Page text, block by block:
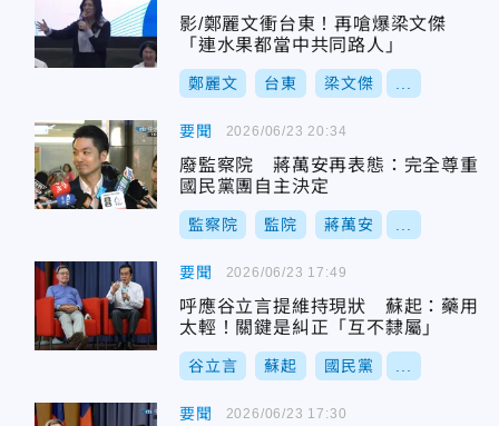
影/鄭麗文衝台東！再嗆爆梁文傑
「連水果都當中共同路人」
鄭麗文 台東 梁文傑
要聞
廢監察院 蔣萬安再表態：完全尊重
國民黨團自主決定
監察院 監院 蔣萬安
2026/06/23 20:34
要聞
呼應谷立言提維持現狀 蘇起：藥用
太輕！關鍵是糾正「互不隸屬」
谷立言 蘇起 國民黨
2026/06/23 17:49
要聞 2026/06/23 17:30